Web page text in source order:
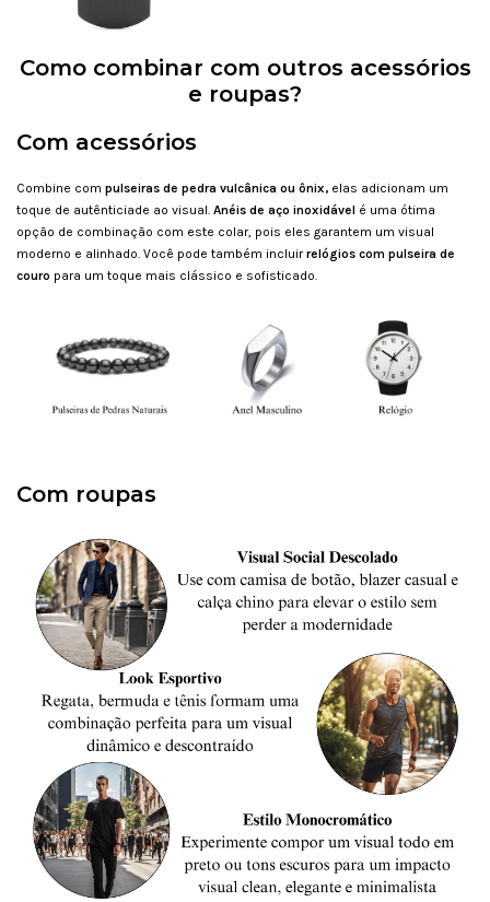
Como combinar com outros acessórios
e roupas?
Com acessórios
Combine com pulseiras de pedra vulcânica ou ônix, elas adicionam um
toque de autênticiade ao visual. Anéis de aço inoxidável é uma ótima
opção de combinação com este colar, pois eles garantem um visual
moderno e alinhado. Você pode também incluirrelógios com pulseira de
couro para um toque mais clássico e sofisticado.
Com roupas